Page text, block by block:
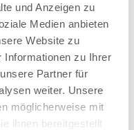
und Anzeigen zu
Medien anbieten
Website zu
Informationen zu Ihrer
Partner für
weiter. Unsere
möglicherweise mit
ihnen bereitgestellt